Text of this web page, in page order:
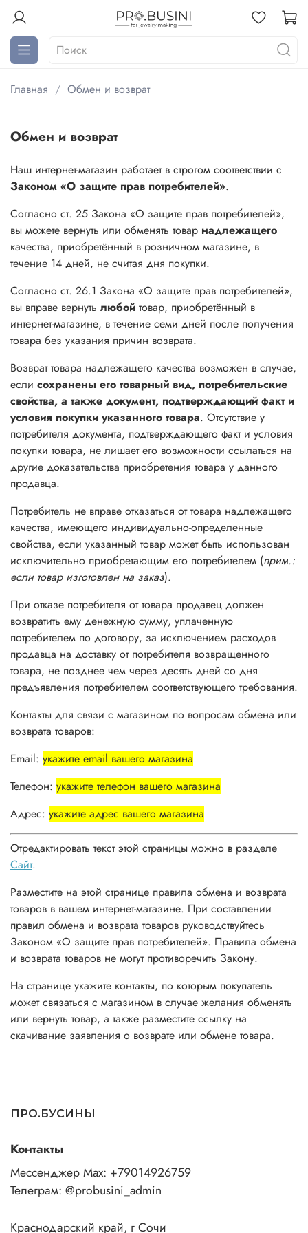
Главная Обмен и возврат
Обмен и возврат
Наш интернет-магазин работает в строгом соответствии с
Законом «О защите прав потребителей».
Согласно ст. 25 Закона «О защите прав потребителей»,
вы можете вернуть или обменять товар надлежащего
качества, приобретённый в розничном магазине, в
течение 14 дней, не считая дня покупки.
Согласно ст. 26.1 Закона «О защите прав потребителей»,
вы вправе вернуть любой товар, приобретённый в
интернет-магазине, в течение семи дней после получения
товара без указания причин возврата.
Возврат товара надлежащего качества возможен в случае,
если сохранены его товарный вид, потребительские
свойства, а также документ, подтверждающий факт и
условия покупки указанного товара. Отсутствие у
потребителя документа, подтверждающего факт и условия
покупки товара, не лишает его возможности ссылаться на
другие доказательства приобретения товара у данного
продавца.
Потребитель не вправе отказаться от товара надлежащего
качества, имеющего индивидуально-определенные
свойства, если указанный товар может быть использован
исключительно приобретающим его потребителем (прим.:
если товар изготовлен на заказ).
При отказе потребителя от товара продавец должен
возвратить ему денежную сумму, уплаченную
потребителем по договору, за исключением расходов
продавца на доставку от потребителя возвращенного
товара, не позднее чем через десять дней со дня
предъявления потребителем соответствующего требования.
Контакты для связи с магазином по вопросам обмена или
возврата товаров:
Email: укажите email вашего магазина
Телефон: укажите телефон вашего магазина
Адрес: укажите адрес вашего магазина
Отредактировать текст этой страницы можно в разделе
Сайт.
Разместите на этой странице правила обмена и возврата
товаров в вашем интернет-магазине. При составлении
правил обмена и возврата товаров руководствуйтесь
Законом «О защите прав потребителей». Правила обмена
и возврата товаров не могут противоречить Закону.
На странице укажите контакты, по которым покупатель
может связаться с магазином в случае желания обменять
или вернуть товар, а также разместите ссылку на
скачивание заявления о возврате или обмене товара.
ПРО.БУСИНЫ
Контакты
Мессенджер Max: +79014926759
Телеграм: @probusini_admin
Краснодарский край, г Сочи